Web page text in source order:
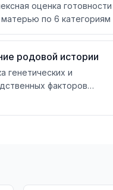
оценка готовности
матерью по 6 категориям
родовой истории
генетических и
факторов